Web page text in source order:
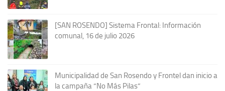
[SAN ROSENDO] Sistema Frontal: Información
comunal, 16 de julio 2026
Municipalidad de San Rosendo y Frontel dan inicio a
la campaña “No Más Pilas”